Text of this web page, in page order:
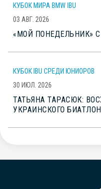
КУБОК МИРА BMW IBU
03 АВГ. 2026
«МОЙ ПОНЕДЕЛЬНИК»
КУБОК IBU СРЕДИ ЮНИОРОВ
30 ИЮЛ. 2026
ТАТЬЯНА ТАРАСЮК:
УКРАИНСКОГО